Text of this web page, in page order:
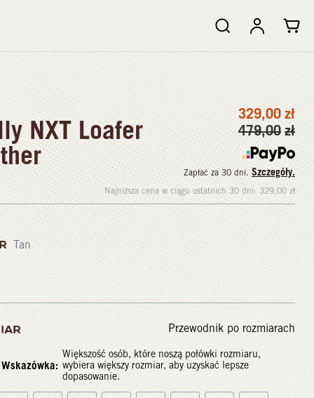
NXT Loafer
329,00 zł
479,00 zł
Zapłać za 30 dni. Szczegóły.
Najniższa cena w ciągu ostatnich 30 dni:329,00 zł
Tan
Przewodnik po rozmiarach
Wskazówka:
Większość osób, które noszą połówki rozmiaru,
wybiera większy rozmiar, aby uzyskać lepsze
dopasowanie.